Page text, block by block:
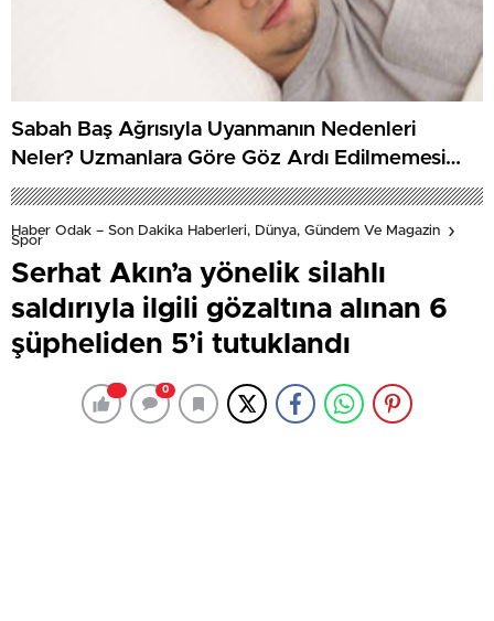
Sabah Baş Ağrısıyla Uyanmanın Nedenleri
Neler? Uzmanlara Göre Göz Ardı Edilmemesi
Gereken İşaretler
Haber Odak – Son Dakika Haberleri, Dünya, Gündem Ve Magazin
Spor
Serhat Akın’a yönelik silahlı
saldırıyla ilgili gözaltına alınan 6
şüpheliden 5’i tutuklandı
0